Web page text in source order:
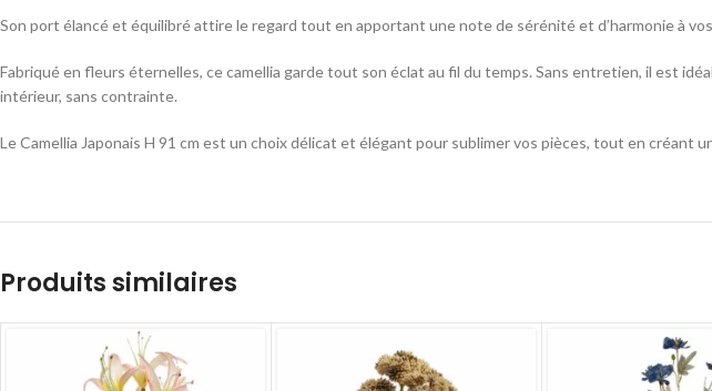
Son port élancé et équilibré attire le regard tout en apportant une note de sérénité et d’harmonie à
Fabriqué en fleurs éternelles, ce camellia garde tout son éclat au fil du temps. Sans entretien, il est
intérieur, sans contrainte.
Le Camellia Japonais H 91 cm est un choix délicat et élégant pour sublimer vos pièces, tout en créant
Produits similaires